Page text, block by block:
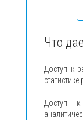
Что
Доступ к
Доступ к